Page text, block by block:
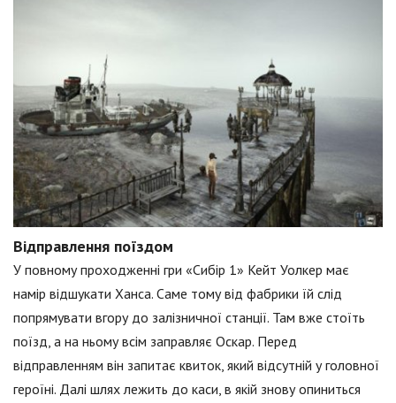
Відправлення поїздом
У повному проходженні гри «Сибір 1» Кейт Уолкер має
намір відшукати Ханса. Саме тому від фабрики їй слід
попрямувати вгору до залізничної станції. Там вже стоїть
поїзд, а на ньому всім заправляє Оскар. Перед
відправленням він запитає квиток, який відсутній у головної
героїні. Далі шлях лежить до каси, в якій знову опиниться